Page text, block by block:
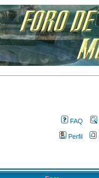
FAQ
Perfil